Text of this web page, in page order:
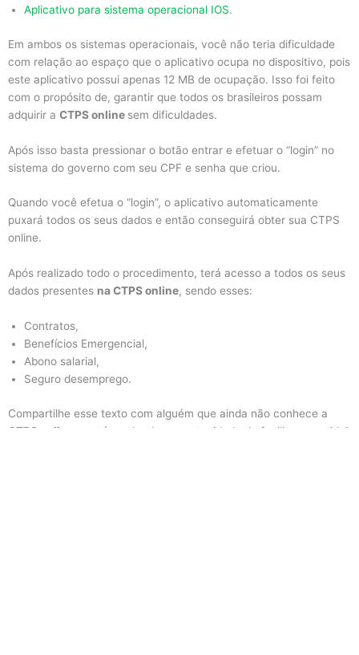
Aplicativo para sistema operacional IOS.
Em ambos os sistemas operacionais, você não teria dificuldade
com relação ao espaço que o aplicativo ocupa no dispositivo, pois
este aplicativo possui apenas 12 MB de ocupação. Isso foi feito
com o propósito de, garantir que todos os brasileiros possam
adquirir a CTPS online sem dificuldades.
Após isso basta pressionar o botão entrar e efetuar o “login” no
sistema do governo com seu CPF e senha que criou.
Quando você efetua o “login”, o aplicativo automaticamente
puxará todos os seus dados e então conseguirá obter sua CTPS
online.
Após realizado todo o procedimento, terá acesso a todos os seus
dados presentes na CTPS online, sendo esses:
Contratos,
Benefícios Emergencial,
Abono salarial,
Seguro desemprego.
Compartilhe esse texto com alguém que ainda não conhece a
CTPS online
e está perdendo a oportunidade de facilitar sua vida!